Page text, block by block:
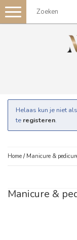
Toggle
navigation
Helaas kun je niet
te registeren.
Home / Manicure &
Manicure &